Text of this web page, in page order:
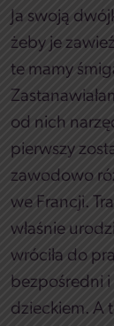
Ja swoją
żeby je
te mamy
od nich
pierwszy
zawodowo
we Francji.
właśnie
wróciła do
bezpośredni
dzieckiem. A